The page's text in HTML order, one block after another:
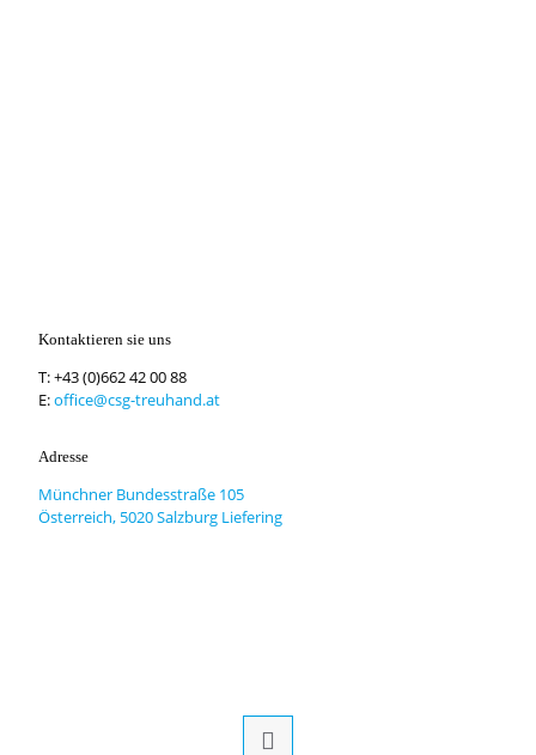
Kontaktieren sie uns
T:+43 (0)662 42 00 88
E:office@csg-treuhand.at
Adresse
Münchner Bundesstraße 105
Österreich, 5020 Salzburg Liefering